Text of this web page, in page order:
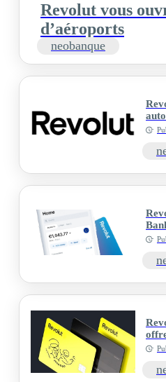
Revolut vous
d’aéroports
neobanque